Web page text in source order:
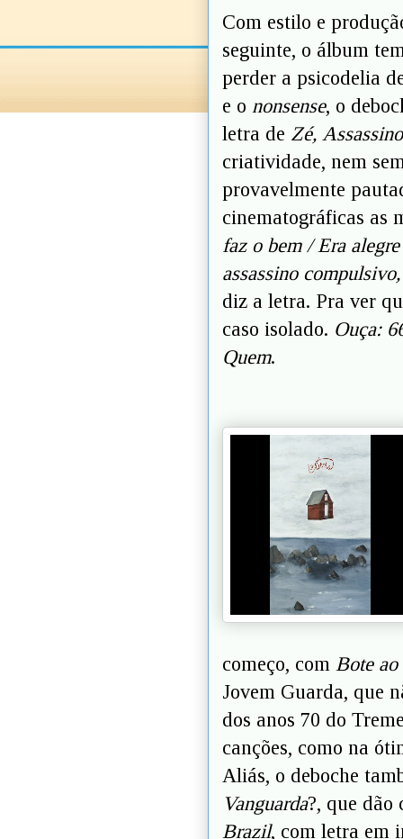
Com estilo e
seguinte, o álbum
perder a psicodelia
e o nonsense, o
letra de Zé,
criatividade, nem
provavelmente
cinematográficas as
faz o bem / Era
assassino
diz a letra. Pra ver
caso isolado. Ouça:
Quem.
começo, com Bote
Jovem Guarda, que
dos anos 70 do
canções, como na
Aliás, o deboche
Vanguarda?, que dão
Brazil, com letra em